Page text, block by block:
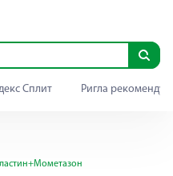
Сплит Ригла